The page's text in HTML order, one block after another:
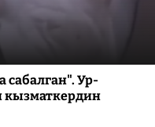
Ур-
кызматкердин